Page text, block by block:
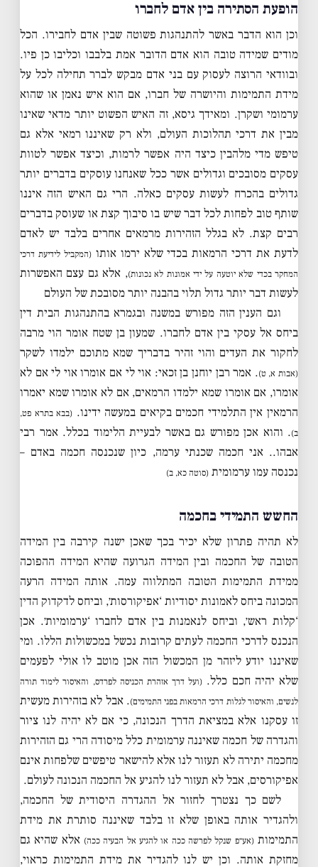
הופעת הסתירה בין אדם לחברו
וכן הוא הדבר באשר להתנהגות פשוטה שבין אדם לחבירו. הכל
מודים שמידה טובה הוא אדם הדובר אמת בלבבו וכליבו כן פיו.
ובוודאי הרוצה לעסוק עם בני אדם מבקש לברר תחילה לכל על
מידת התמימות והיושרה של חברו, אם הוא איש נאמן או שהוא
ערמומי ושקרן. ומאידך גיסא, זה האיש הפשוט יותר מדאי שאינו
מבין את דרכי תהלוכות העולם, ולא רק שאיננו רמאי אלא גם
טיפש מדי מלהבין כיצד היה אפשר לרמות, וכיצד אפשר לטוות
עסקים מסובכים וגדולים אשר ככל שאנחנו עוסקים בדברים יותר
גדולים בהכרח לעשות עסקים כאלה. הרי גם האיש הזה איננו
שותף טוב לפחות לכל דבר שיש בו סיבוך קצת או שעוסק בדברים
רבים קצת. לא בגלל הזהירות מרמאים אחרים בלבד יש לאדם
לדעת את דרכי הרמאות בכדי שלא ירמו אותו(המקביל לידיעת דרכי
המחקר בכדי שלא יוטעה על ידי אמונות לא נכונות), אלא גם עצם האפשרות
לעשות דבר יותר גדול תלוי בהבנה יותר מסובכת של העולם
וגם הענין הזה מפורש במשנה ובגמרא בהתנהגות הבית דין
ביחס אל עסקי בין אדם לחברו. שמעון בן שטח אומר הוי מרבה
לחקור את העדים והוי זהיר בדבריך שמא מתוכם ילמדו לשקר
(אבות א, ט). אמר רבן יוחנן בן זכאי: אוי לי אם אומרו אוי לי אם לא
אומרו, אם אומרו שמא ילמדו הרמאים, אם לא אומרו שמא יאמרו
הרמאין אין התלמידי חכמים בקיאים במעשה ידינו. (בבא בתרא פט,
ב). והוא אכן מפורש גם באשר לבעיית הלימוד בכלל. אמר רבי
אבהו.. אני חכמה שכנתי ערמה, כיון שנכנסה חכמה באדם –
נכנסה עמו ערמומית (סוטה כא, ב)
החשש התמידי בחכמה
לא תהיה פתרון שלא יכיר בכך שאכן ישנה קירבה בין המידה
הטובה של החכמה ובין המידה הגרועה שהיא המידה ההפוכה
ממידת התמימות הטובה המתלווה עמה. אותה המידה הרעה
המכונה ביחס לאמונות יסודיות ‘אפיקורסות׳, וביחס לדקדוק הדין
‘קלות ראש׳, וביחס לנאמנות בין אדם לחברו ‘ערמומיות׳. אכן
הנכנס לדרכי החכמה לעתים קרובות נכשל במכשולות הללו. ומי
שאיננו יודע ליזהר מן המכשול הזה אכן מוטב לו אולי לפעמים
שלא יהיה חכם כלל. (ועל דרך אזהרת הכניסה לפרדס, והאיסור לימוד תורה
לנשים, והאיסור לגלות דרכי הרמאות בפני התמימים). אבל לא בזהירות מעשית
זו עסקנו אלא במציאת הדרך הנכונה, כי אם לא יהיה לנו ציור
והגדרה של חכמה שאיננה ערמומית כלל מיסודה הרי גם הזהירות
מחכמה יתירה לא תעזור לנו אלא להישאר טיפשים שלפחות אינם
אפיקורסים, אבל לא תעזור לנו להגיע אל החכמה הנכונה לעולם.
לשם כך נצטרך לחזור אל ההגדרה היסודית של החכמה,
ולהגדיר אותה באופן שלא זו בלבד שאיננה סותרת את מידת
התמימות(אע״פ שנקל לפרשה ככה או להגיע אל הבעיה ככה) אלא שהיא גם
מחזקת אותה. וכן יש לנו להגדיר את מידת התמימות כראוי,